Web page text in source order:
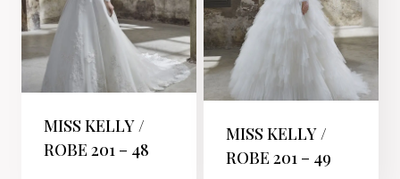
MISS KELLY /
ROBE 201 – 48
MISS KELLY /
ROBE 201 – 49